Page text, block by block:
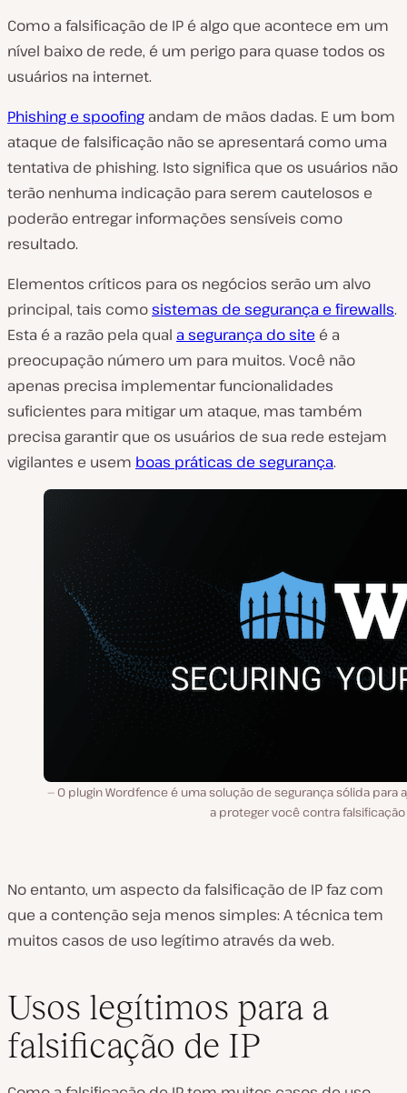
Como a falsificação de IP é algo que acontece em um
nível baixo de rede, é um perigo para quase todos os
usuários na internet.
Phishing e spoofing andam de mãos dadas. E um bom
ataque de falsificação não se apresentará como uma
tentativa de phishing. Isto significa que os usuários não
terão nenhuma indicação para serem cautelosos e
poderão entregar informações sensíveis como
resultado.
Elementos críticos para os negócios serão um alvo
principal, tais comosistemas de segurança e firewalls.
Esta é a razão pela qual a segurança do site é a
preocupação número um para muitos. Você não
apenas precisa implementar funcionalidades
suficientes para mitigar um ataque, mas também
precisa garantir que os usuários de sua rede estejam
vigilantes e usem boas práticas de segurança.
O plugin Wordfence é uma solução de segurança sólida para
a proteger você contra falsificação
No entanto, um aspecto da falsificação de IP faz com
que a contenção seja menos simples: A técnica tem
muitos casos de uso legítimo através da web.
Usos legítimos para a
falsificação de IP